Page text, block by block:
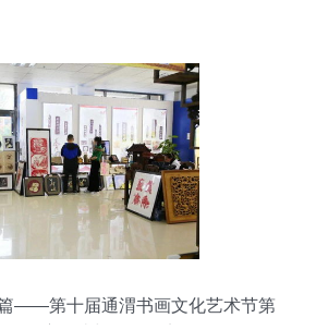
——第十届通渭书画文化艺术节第